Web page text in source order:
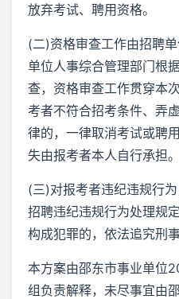
放弃考试、聘用资格。
(二)资格审查工作由招聘
单位人事综合管理部门根
查，资格审查工作贯穿本
考者不符合招考条件、弄
律的，一律取消考试或聘
失由报考者本人自行承担。
(三)对报考者违纪违规行
招聘违纪违规行为处理规
构成犯罪的，依法追究刑事
本方案由邵东市事业单位
组负责解释，未尽事宜由